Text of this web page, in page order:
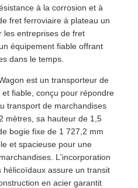
à la corrosion et à
fret ferroviaire à plateau un
les entreprises de fret
équipement fiable offrant
dans le temps.
est un transporteur de
fiable, conçu pour répondre
transport de marchandises
mètres, sa hauteur de 1,5
bogie fixe de 1 727,2 mm
et spacieuse pour une
L'incorporation
assure un transit
en acier garantit